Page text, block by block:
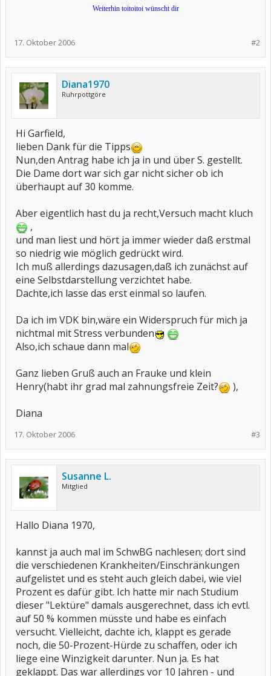
Weiterhin toitoitoi wünscht dir
#2
17. Oktober 2006
Diana1970
Ruhrpottgöre
Hi Garfield,
lieben Dank für die Tipps
Nun,den Antrag habe ich ja in und über S. gestellt.
Die Dame dort war sich gar nicht sicher ob ich
überhaupt auf 30 komme.
Aber eigentlich hast du ja recht,Versuch macht kluch
,
und man liest und hört ja immer wieder daß erstmal
so niedrig wie möglich gedrückt wird.
Ich muß allerdings dazusagen,daß ich zunächst auf
eine Selbstdarstellung verzichtet habe.
Dachte,ich lasse das erst einmal so laufen.
Da ich im VDK bin,wäre ein Widerspruch für mich ja
nichtmal mit Stress verbunden
Also,ich schaue dann mal
Ganz lieben Gruß auch an Frauke und klein
Henry(habt ihr grad mal zahnungsfreie Zeit?
),
Diana
#3
17. Oktober 2006
Susanne L.
Mitglied
Hallo Diana 1970,
kannst ja auch mal im SchwBG nachlesen; dort sind
die verschiedenen Krankheiten/Einschränkungen
aufgelistet und es steht auch gleich dabei, wie viel
Prozent es dafür gibt. Ich hatte mir nach Studium
dieser "Lektüre" damals ausgerechnet, dass ich evtl.
auf 50 % kommen müsste und habe es einfach
versucht. Vielleicht, dachte ich, klappt es gerade
noch, die 50-Prozent-Hürde zu schaffen, oder ich
liege eine Winzigkeit darunter. Nun ja. Es hat
geklappt. Das war allerdings vor 10 Jahren - und